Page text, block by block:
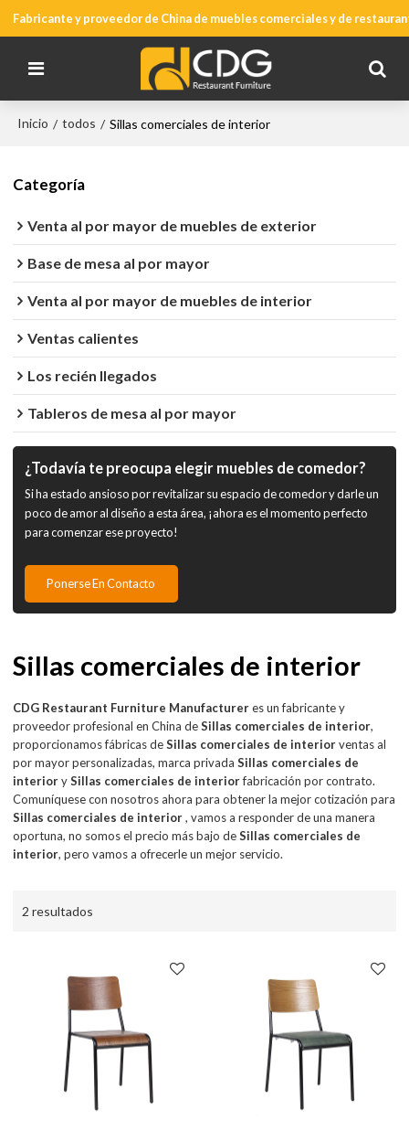
Fabricante y proveedor de China de muebles comerciales y de
Inicio / todos / Sillas comerciales de interior
Categoría
Venta al por mayor de muebles de exterior
Base de mesa al por mayor
Venta al por mayor de muebles de interior
Ventas calientes
Los recién llegados
Tableros de mesa al por mayor
¿Todavía te preocupa elegir muebles de comedor?
Si ha estado ansioso por revitalizar su espacio de comedor y darle un
poco de amor al diseño a esta área, ¡ahora es el momento perfecto
para comenzar ese proyecto!
Ponerse En Contacto
Sillas comerciales de interior
CDG Restaurant Furniture Manufactureres un fabricante y
proveedor profesional en China deSillas comerciales de interior,
proporcionamos fábricas deSillas comerciales de interiorventas al
por mayor personalizadas, marca privadaSillas comerciales de
interiorySillas comerciales de interiorfabricación por contrato.
Comuníquese con nosotros ahora para obtener la mejor cotización para
Sillas comerciales de interior, vamos a responder de una manera
oportuna, no somos el precio más bajo deSillas comerciales de
interior, pero vamos a ofrecerle un mejor servicio.
2 resultados